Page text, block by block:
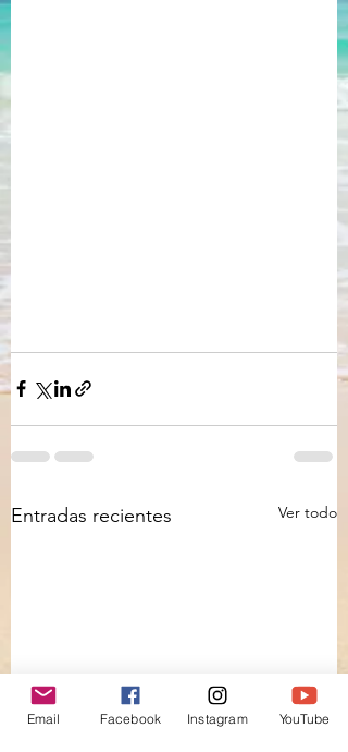
Entradas recientes Ver todo
Email Facebook Instagram YouTube